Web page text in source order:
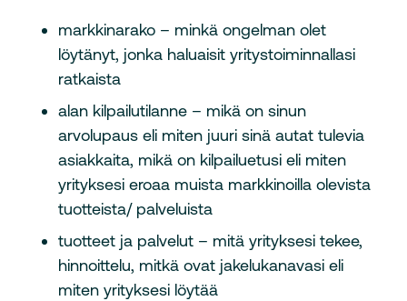
markkinarako – minkä ongelman olet
löytänyt, jonka haluaisit yritystoiminnallasi
ratkaista
alan kilpailutilanne – mikä on sinun
arvolupaus eli miten juuri sinä autat tulevia
asiakkaita, mikä on kilpailuetusi eli miten
yrityksesi eroaa muista markkinoilla olevista
tuotteista/ palveluista
tuotteet ja palvelut – mitä yrityksesi tekee,
hinnoittelu, mitkä ovat jakelukanavasi eli
miten yrityksesi löytää